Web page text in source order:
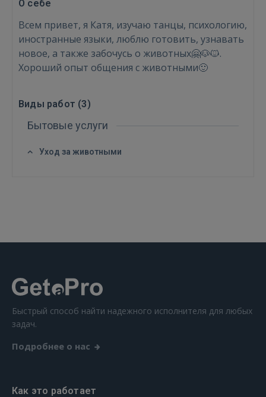
Ещё не зарегистрированы?
О себе
Всем привет, я Катя, изучаю танцы, психологию,
иностранные языки, люблю готовить, узнавать
новое, а также забочусь о животных🤗🐶🐱.
Хороший опыт общения с животными🙂
Виды работ (3)
Бытовые услуги
Уход за животными
Быстрый способ найти надежного исполнителя для любых
задач.
Подробнее о нас
Как это работает